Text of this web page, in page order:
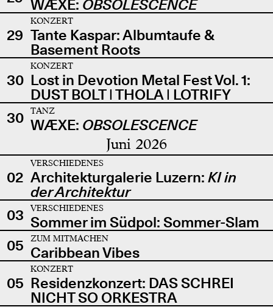
WÆXE: OBSOLESCENCE
29
KONZERT
Tante Kaspar: Albumtaufe &
Basement Roots
30
KONZERT
Lost in Devotion Metal Fest Vol. 1:
DUST BOLT | THOLA | LOTRIFY
30
TANZ
WÆXE: OBSOLESCENCE
Juni 2026
02
VERSCHIEDENES
Architekturgalerie Luzern: KI in
der Architektur
03
VERSCHIEDENES
Sommer im Südpol: Sommer-Slam
05
ZUM MITMACHEN
Caribbean Vibes
05
KONZERT
Residenzkonzert: DAS SCHREI
NICHT SO ORKESTRA